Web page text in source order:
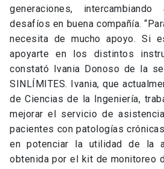
generaciones,
desafíos en buena compañía.
necesita de mucho apoyo. Si
apoyarte en los distintos
constató Ivania Donoso de la
SINLÍMITES. Ivania, que
de Ciencias de la Ingeniería,
mejorar el servicio de
pacientes con patologías
en potenciar la utilidad de la
obtenida por el kit de monitoreo